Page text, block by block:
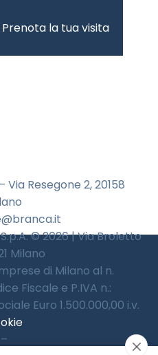
Prenota la tua visita
Via Resegone 2, 20158
© 2026 | Via Broletto
Milano
di Milano al n.
Fiscale e P.IVA n.:
Euro 1.500.000,00 i.v.
–